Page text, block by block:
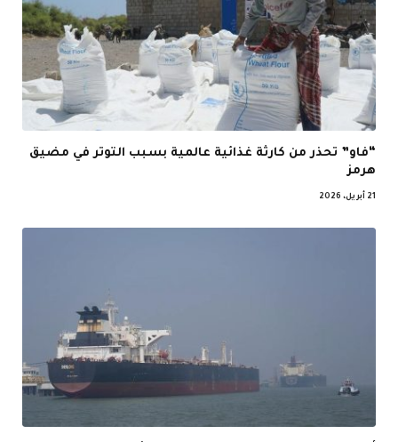
“فاو” تحذر من كارثة غذائية عالمية بسبب التوتر في مضيق
هرمز
21 أبريل، 2026